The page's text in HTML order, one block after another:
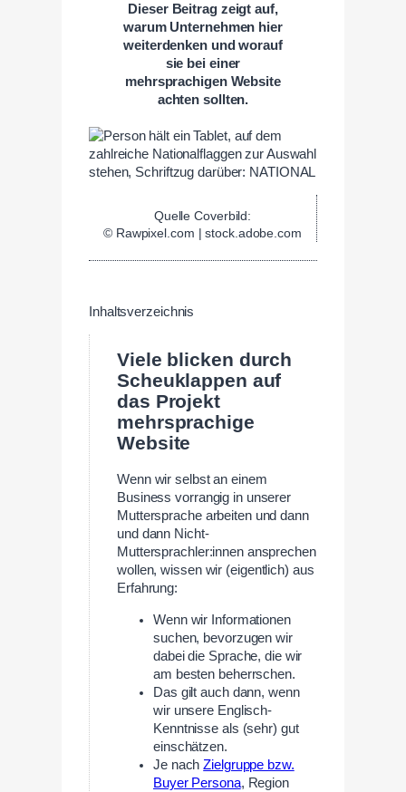
Dieser Beitrag zeigt auf,
warum Unternehmen hier
weiterdenken und worauf
sie bei einer
mehrsprachigen Website
achten sollten.
Quelle Coverbild:
© Rawpixel.com | stock.adobe.com
Inhaltsverzeichnis
Viele blicken durch
Scheuklappen auf
das Projekt
mehrsprachige
Website
Wenn wir selbst an einem
Business vorrangig in unserer
Muttersprache arbeiten und dann
und dann Nicht-
Muttersprachler:innen ansprechen
wollen, wissen wir (eigentlich) aus
Erfahrung:
Wenn wir Informationen
suchen, bevorzugen wir
dabei die Sprache, die wir
am besten beherrschen.
Das gilt auch dann, wenn
wir unsere Englisch-
Kenntnisse als (sehr) gut
einschätzen.
Je nachZielgruppe bzw.
Buyer Persona, Region